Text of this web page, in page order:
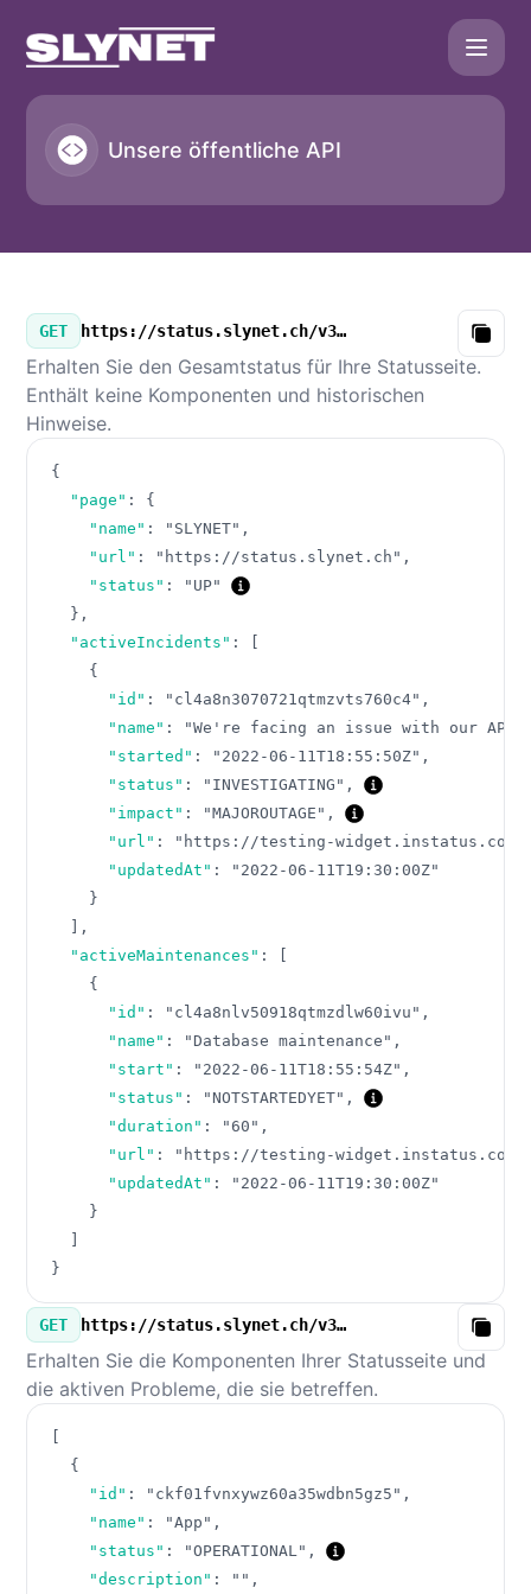
Unsere öffentliche API
GET https://status.slynet.ch/v3/summary.json
Copy
Erhalten Sie den Gesamtstatus für Ihre Statusseite.
Enthält keine Komponenten und historischen
Hinweise.
{
"page" :
{
"name" : "SLYNET" ,
"url" : "https://status.slynet.ch" ,
"status" :
"UP"
} ,
"activeIncidents" :
{
"id" : "cl4a8n3070721qtmzvts760c4" ,
"name" : "We're facing an issue with our API"
"started" : "2022-06-11T18:55:50Z" ,
"status" : "INVESTIGATING" ,
"impact" : "MAJOROUTAGE" ,
"url" :
"https://testing-widget.instatus.com/
"updatedAt" :
"2022-06-11T19:30:00Z"
}
,
"activeMaintenances" :
{
"id" : "cl4a8nlv50918qtmzdlw60ivu" ,
"name" : "Database maintenance" ,
"start" : "2022-06-11T18:55:54Z" ,
"status" : "NOTSTARTEDYET" ,
"duration" : "60" ,
"url" :
"https://testing-widget.instatus.com/
"updatedAt" :
"2022-06-11T19:30:00Z"
}
}
GET https://status.slynet.ch/v3/components.json
Copy
Erhalten Sie die Komponenten Ihrer Statusseite und
die aktiven Probleme, die sie betreffen.
{
"id" : "ckf01fvnxywz60a35wdbn5gz5" ,
"name" : "App" ,
"status" : "OPERATIONAL" ,
"description" : "" ,